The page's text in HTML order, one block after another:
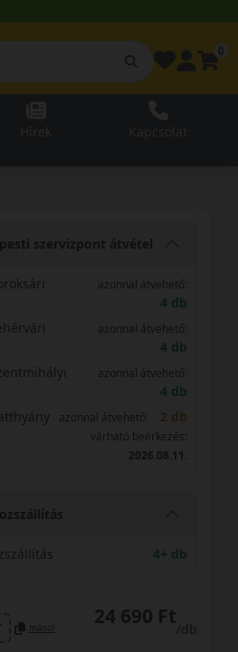
szervizpont átvétel
azonnal átvehető:
4 db
azonnal átvehető:
4 db
azonnal átvehető:
4 db
azonnal átvehető: 2 db
várható beérkezés:
2026.08.11.
4+ db
másol 24 690 Ft
/db